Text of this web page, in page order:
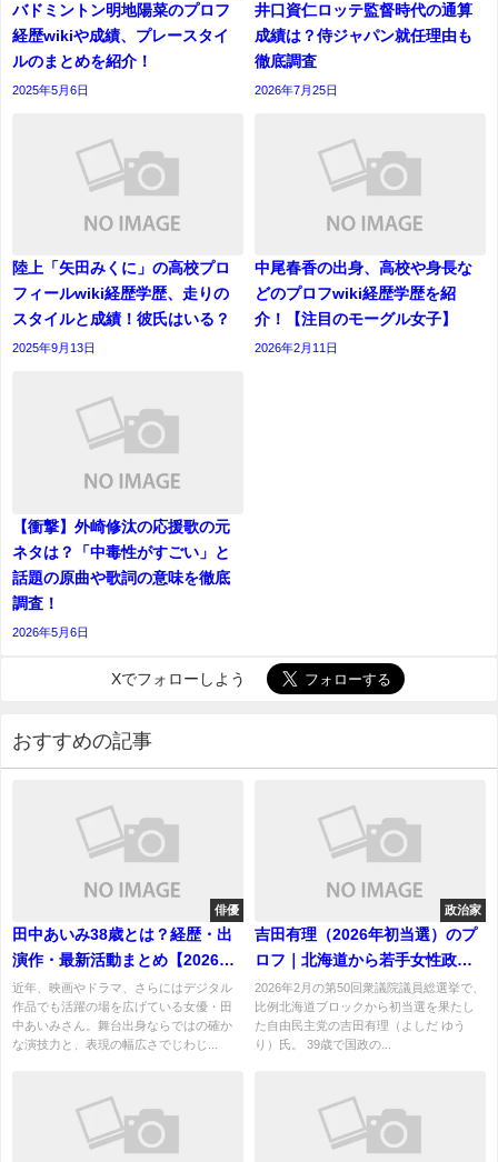
バドミントン明地陽菜のプロフ
経歴wikiや成績、プレースタイ
ルのまとめを紹介！
2025年5月6日
井口資仁ロッテ監督時代の通算
成績は？侍ジャパン就任理由も
徹底調査
2026年7月25日
陸上「矢田みくに」の高校プロ
フィールwiki経歴学歴、走りの
スタイルと成績！彼氏はいる？
2025年9月13日
中尾春香の出身、高校や身長な
どのプロフwiki経歴学歴を紹
介！【注目のモーグル女子】
2026年2月11日
【衝撃】外崎修汰の応援歌の元
ネタは？「中毒性がすごい」と
話題の原曲や歌詞の意味を徹底
調査！
2026年5月6日
Xでフォローしよう
おすすめの記事
俳優
田中あいみ38歳とは？経歴・出
演作・最新活動まとめ【2026年
最新】
近年、映画やドラマ、さらにはデジタル
作品でも活躍の場を広げている女優・田
中あいみさん。舞台出身ならではの確か
な演技力と、表現の幅広さでじわじ...
政治家
吉田有理（2026年初当選）のプ
ロフ｜北海道から若手女性政治
家の経歴と注目ポイント
2026年2月の第50回衆議院議員総選挙で、
比例北海道ブロックから初当選を果たし
た自由民主党の吉田有理（よしだ ゆう
り）氏。 39歳で国政の...